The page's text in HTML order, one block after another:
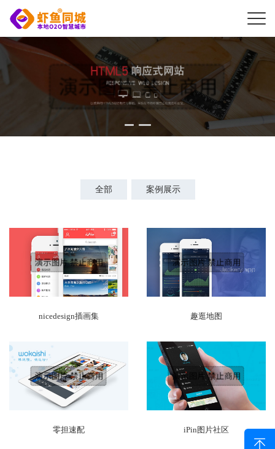
全部 案例展示
nicedesign插画集 趣逛地图
零担速配 iPin图片社区